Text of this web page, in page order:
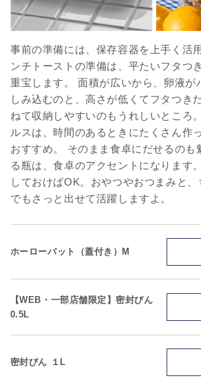
事前の準備には、保存容器を上手く活
ンチトーストの準備は、平たいフタつ
重宝します。 面積が広いから、卵液が
しみ込むのと、高さが低くてフタつき
ねて収納しやすいのもうれしいところ
ルスは、時間のあるときにたくさん作
おすすめ。 そのまま食卓にだせるのも
る瓶は、食卓のアクセントになります
しておけばOK。おやつやおつまみと
でもさっと出せて活躍しますよ。
ホーローバット（蓋付き）M
【WEB・一部店舗限定】密封びん
0.5L
密封びん １L